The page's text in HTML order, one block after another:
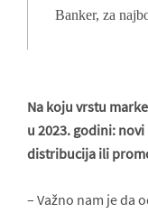
Banker, za
Na koju vrstu
u 2023. godini:
distribucija ili
– Važno nam je da